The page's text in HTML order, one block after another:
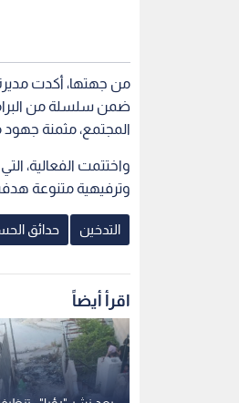
من جهتها، أكدت مديرة
ضمن سلسلة من
المجتمع، مثمنة
واختتمت الفعالية،
وترفيهية متنوعة
التدخين حدائق
اقرأ أيضاً